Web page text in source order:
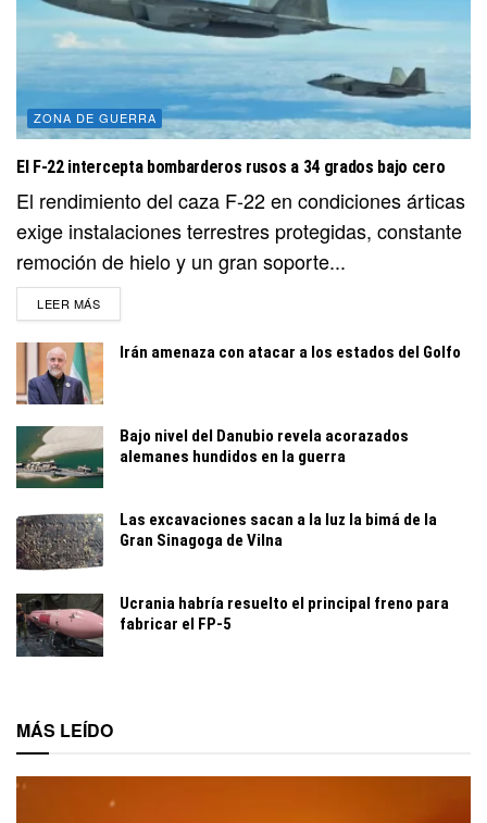
ZONA DE GUERRA
El F-22 intercepta bombarderos rusos a 34 grados bajo cero
El rendimiento del caza F-22 en condiciones árticas
exige instalaciones terrestres protegidas, constante
remoción de hielo y un gran soporte...
LEER MÁSDETAILS
Irán amenaza con atacar a los estados del Golfo
Bajo nivel del Danubio revela acorazados
alemanes hundidos en la guerra
Las excavaciones sacan a la luz la bimá de la
Gran Sinagoga de Vilna
Ucrania habría resuelto el principal freno para
fabricar el FP-5
MÁS LEÍDO